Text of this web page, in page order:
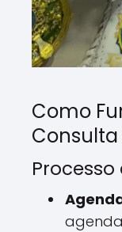
Como